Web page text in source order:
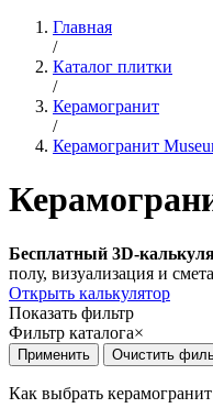
Главная
/
Каталог плитки
/
Керамогранит
/
Керамогранит
Бесплатный 3D-
полу, визуализация и
Открыть калькулятор
Показать фильтр
Фильтр каталога×
Как выбрать керамогранит